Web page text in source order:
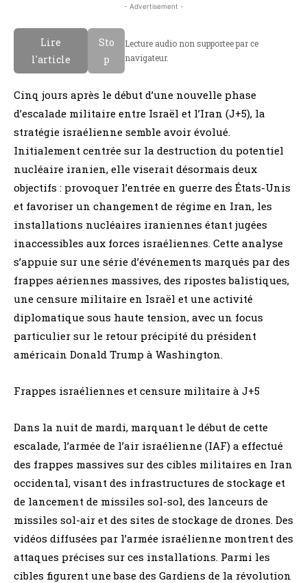
- Advertisement -
Lire
l'article
Sto
p
Lecture audio non supportee par ce
navigateur.
Cinq jours après le début d’une nouvelle phase
d’escalade militaire entre Israël et l’Iran (J+5), la
stratégie israélienne semble avoir évolué.
Initialement centrée sur la destruction du potentiel
nucléaire iranien, elle viserait désormais deux
objectifs : provoquer l’entrée en guerre des États-Unis
et favoriser un changement de régime en Iran, les
installations nucléaires iraniennes étant jugées
inaccessibles aux forces israéliennes. Cette analyse
s’appuie sur une série d’événements marqués par des
frappes aériennes massives, des ripostes balistiques,
une censure militaire en Israël et une activité
diplomatique sous haute tension, avec un focus
particulier sur le retour précipité du président
américain Donald Trump à Washington.
Frappes israéliennes et censure militaire à J+5
Dans la nuit de mardi, marquant le début de cette
escalade, l’armée de l’air israélienne (IAF) a effectué
des frappes massives sur des cibles militaires en Iran
occidental, visant des infrastructures de stockage et
de lancement de missiles sol-sol, des lanceurs de
missiles sol-air et des sites de stockage de drones. Des
vidéos diffusées par l’armée israélienne montrent des
attaques précises sur ces installations. Parmi les
cibles figurent une base des Gardiens de la révolution